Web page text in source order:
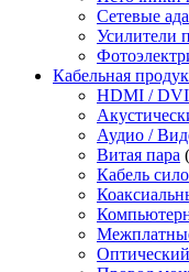
Сетевые
Усилители
Кабельная
HDMI /
Аудио /
Витая пара
Кабель